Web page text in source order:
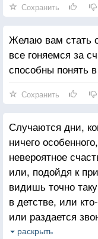
Сохранить
Желаю вам стать
все гоняемся за
способны понять
Сохранить
Случаются дни,
ничего
невероятное
или, подойдя к
видишь точно
в детстве, или
или раздается
тебе говорят что-
раскрыть